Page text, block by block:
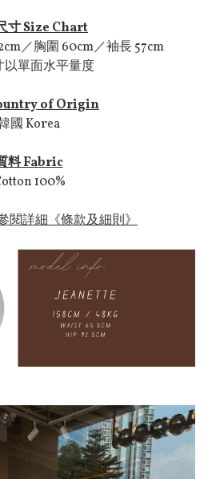
寸 Size Chart
／胸圍 60cm／袖長 57cm
單面水平量度
of Origin
國 Korea
料 Fabric
100%
閱詳細《條款及細則》